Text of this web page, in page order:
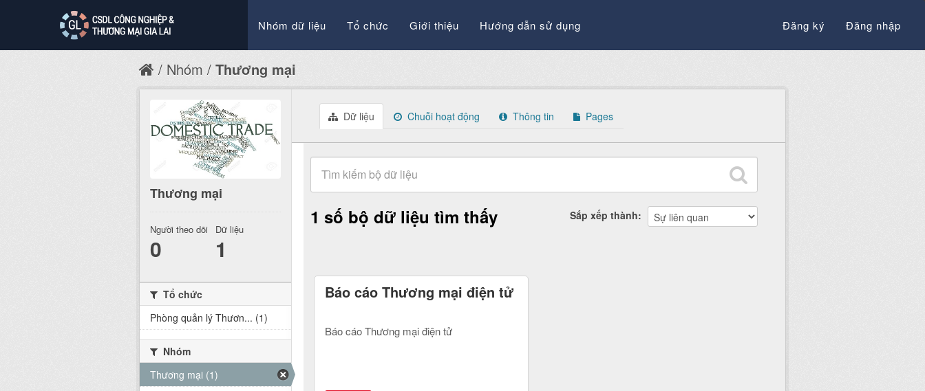
Nhóm dữ liệu Tổ chức Giới thiệu Hướng dẫn sử dụng Đăng ký Đăng nhập
Nhóm Thương mại
Dữ liệu Chuỗi hoạt động Thông tin Pages
Sắp xếp thành
1 số bộ dữ liệu tìm thấy
Báo cáo Thương mại điện tử
Báo cáo Thương mại điện tử
Thương mại
Người theo dõi
0
Dữ liệu
1
Tổ chức
Phòng quản lý Thươn... (1)
Nhóm
Thương mại (1)